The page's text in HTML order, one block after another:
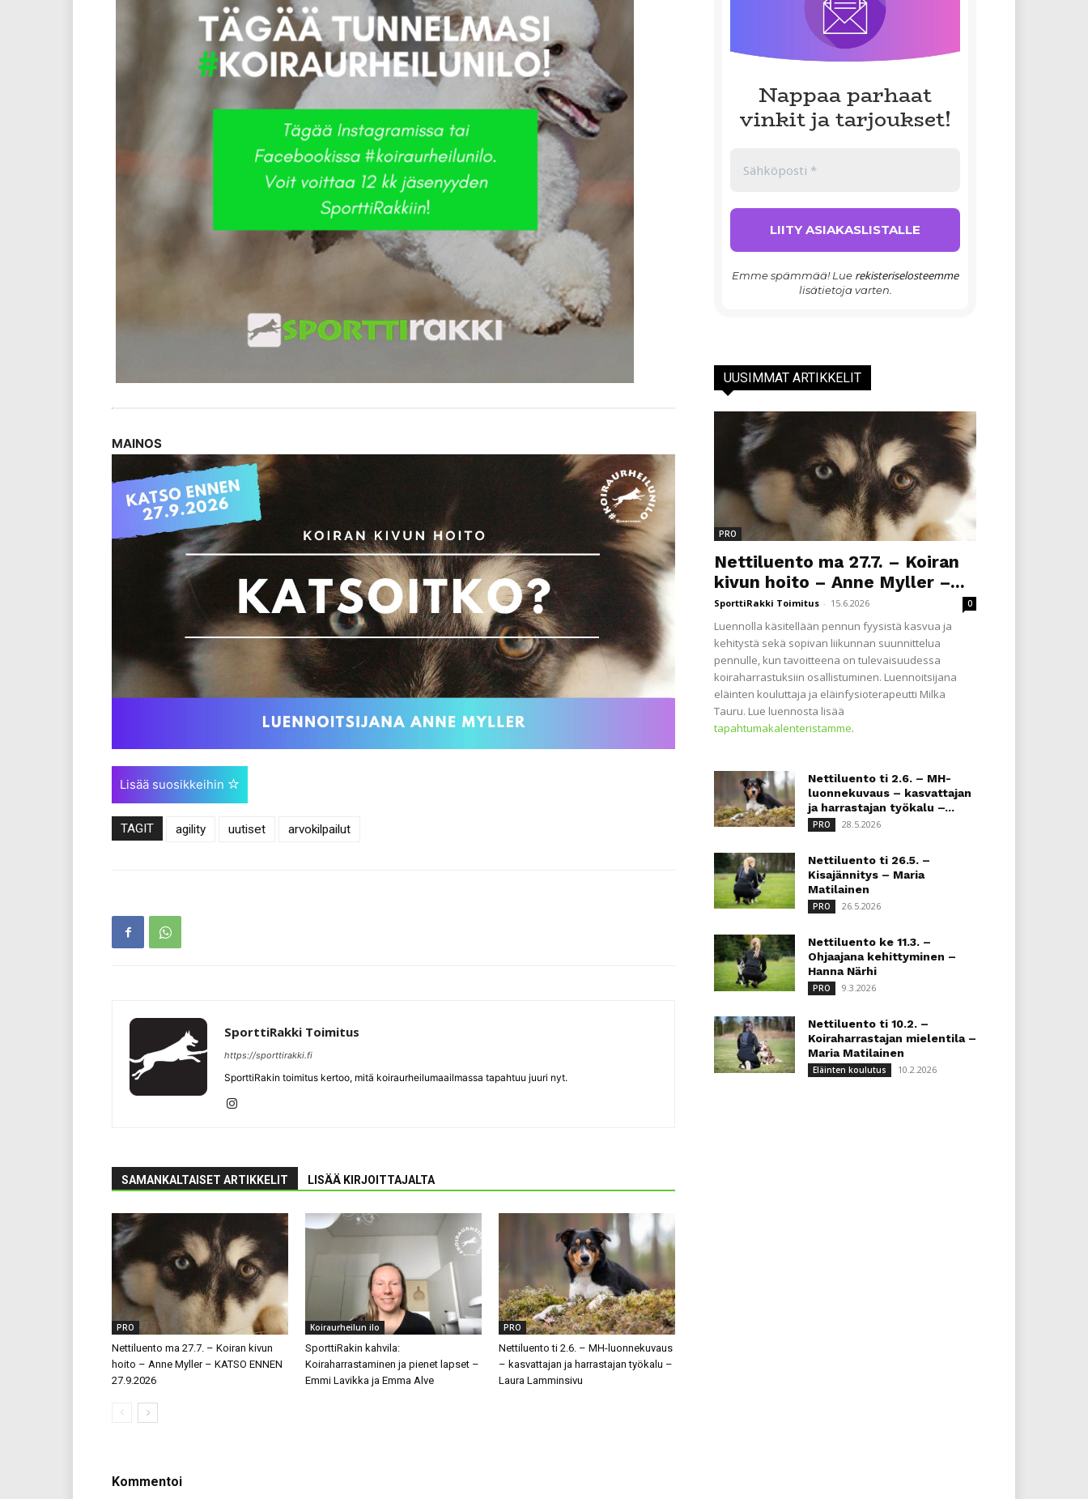
MAINOS
Lisää suosikkeihin
TAGIT agility uutiset arvokilpailut
SporttiRakki Toimitus
https://sporttirakki.fi
SporttiRakin toimitus kertoo, mitä koiraurheilumaailmassa tapahtuu juuri nyt.
SAMANKALTAISET ARTIKKELIT LISÄÄ KIRJOITTAJALTA
PRO
Nettiluento ma 27.7. – Koiran kivun
hoito – Anne Myller – KATSO ENNEN
27.9.2026
Koiraurheilun ilo
SporttiRakin kahvila:
Koiraharrastaminen ja pienet lapset –
Emmi Lavikka ja Emma Alve
PRO
Nettiluento ti 2.6. – MH-luonnekuvaus
– kasvattajan ja harrastajan työkalu –
Laura Lamminsivu
Kommentoi
Nappaa parhaat
vinkit ja tarjoukset!
Emme spämmää! Lue rekisteriselosteemme
lisätietoja varten.
UUSIMMAT ARTIKKELIT
PRO
Nettiluento ma 27.7. – Koiran
kivun hoito – Anne Myller –...
SporttiRakki Toimitus - 15.6.2026 0
Luennolla käsitellään pennun fyysistä kasvua ja
kehitystä sekä sopivan liikunnan suunnittelua
pennulle, kun tavoitteena on tulevaisuudessa
koiraharrastuksiin osallistuminen. Luennoitsijana
eläinten kouluttaja ja eläinfysioterapeutti Milka
Tauru. Lue luennosta lisää
tapahtumakalenteristamme.
Nettiluento ti 2.6. – MH-
luonnekuvaus – kasvattajan
ja harrastajan työkalu –...
PRO 28.5.2026
Nettiluento ti 26.5. –
Kisajännitys – Maria
Matilainen
PRO 26.5.2026
Nettiluento ke 11.3. –
Ohjaajana kehittyminen –
Hanna Närhi
PRO 9.3.2026
Nettiluento ti 10.2. –
Koiraharrastajan mielentila –
Maria Matilainen
Eläinten koulutus 10.2.2026